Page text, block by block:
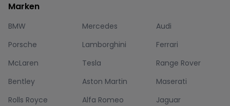
Marken
BMW Mercedes
Audi
Porsche
Lamborghini
Ferrari
McLaren
Tesla
Range Rover
Bentley
Aston Martin
Maserati
Rolls Royce
Alfa Romeo
Jaguar